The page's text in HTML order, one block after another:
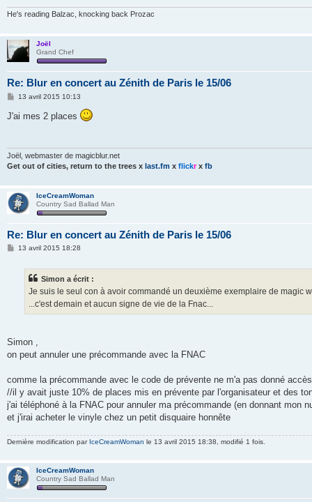
He's reading Balzac, knocking back Prozac
Joël
Grand Chef
Re: Blur en concert au Zénith de Paris le 15/06
M
s
s
13 avril 2015 10:13
J'ai mes 2 places
Joël, webmaster de magicblur.net
Get out of cities, return to the trees x last.fm x flickrx fb
IceCreamWoman
Country Sad Ballad Man
Re: Blur en concert au Zénith de Paris le 15/06
M13 avril 2015 18:28
Simon a écrit :
Je suis le seul con à avoir commandé un deuxième exemplaire de magic
...c'est demain et aucun signe de vie de la Fnac...
Simon ,
on peut annuler une précommande avec la FNAC
comme la précommande avec le code de prévente ne m'a pas donné
//il y avait juste 10% de places mis en prévente par l'organisateur et des
j'ai téléphoné à la FNAC pour annuler ma précommande (en donnant mon
et j'irai acheter le vinyle chez un petit disquaire honnête
Dernière modification par IceCreamWoman le 13 avril 2015 18:38, modifié 1 fois.
IceCreamWoman
Country Sad Ballad Man